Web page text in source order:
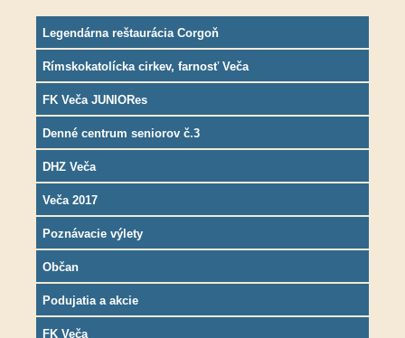
Legendárna reštaurácia Corgoň
Rímskokatolícka cirkev, farnosť Veča
FK Veča JUNIORes
Denné centrum seniorov č.3
DHZ Veča
Veča 2017
Poznávacie výlety
Občan
Podujatia a akcie
FK Veča